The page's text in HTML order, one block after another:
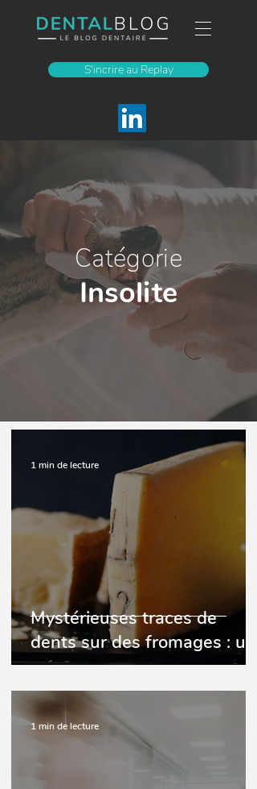
S'incrire au Replay
Catégorie
Insolite
Mystérieuses traces de
dents sur des fromages : un
client pris en flagrant délit
1 min de lecture
1 min de lecture